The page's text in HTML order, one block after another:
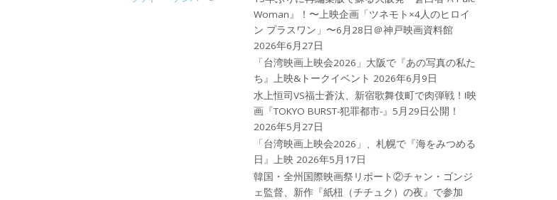
Woman』！〜上映企画「ツネモト×4人のヒロイ
ン プラスワン」〜6月28日＠神戸映画資料館
2026年6月27日
「台湾映画上映会2026」大阪で『あの写真の私た
ち』上映&トークイベント 2026年6月9日
水上恒司VS福士蒼汰、新宿歌舞伎町で肉弾戦！!映
画『TOKYO BURST-犯罪都市-』5月29日公開！
2026年5月27日
「台湾映画上映会2026」、札幌で『海をみつめる
日』上映 2026年5月17日
韓国・全州国際映画祭リポート②チャン・ゴンジ
ェ監督、新作『紙杻（チチュク）の夜』で参加